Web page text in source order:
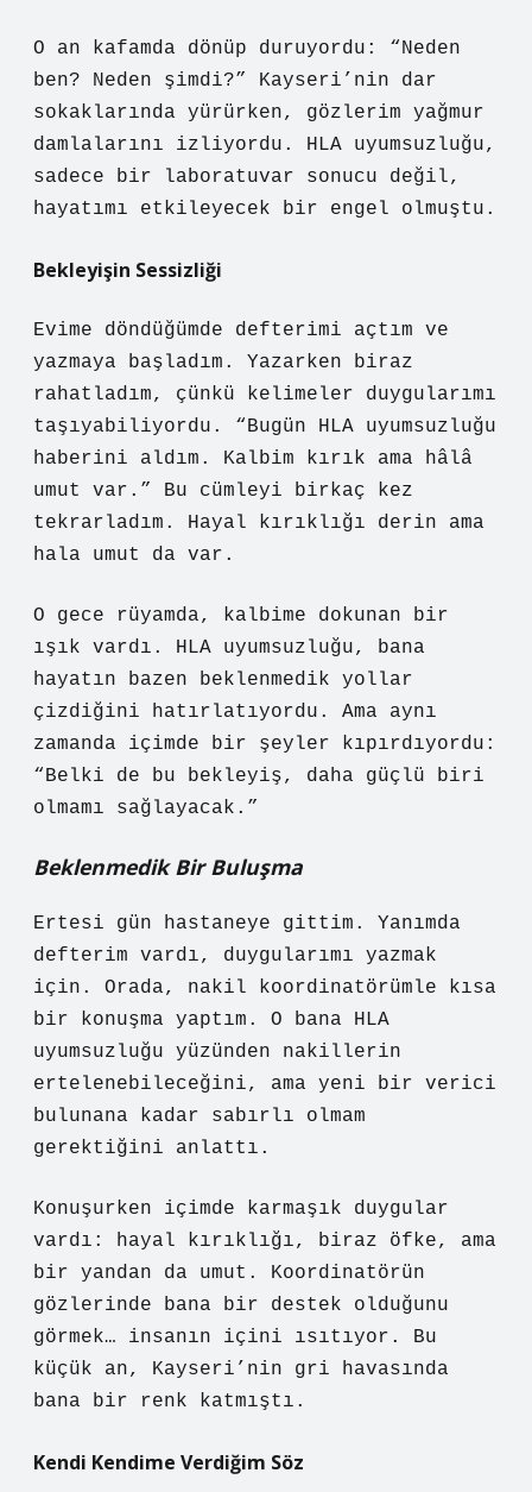
O an kafamda dönüp duruyordu: “Neden
ben? Neden şimdi?” Kayseri’nin dar
sokaklarında yürürken, gözlerim yağmur
damlalarını izliyordu. HLA uyumsuzluğu,
sadece bir laboratuvar sonucu değil,
hayatımı etkileyecek bir engel olmuştu.
Bekleyişin Sessizliği
Evime döndüğümde defterimi açtım ve
yazmaya başladım. Yazarken biraz
rahatladım, çünkü kelimeler duygularımı
taşıyabiliyordu. “Bugün HLA uyumsuzluğu
haberini aldım. Kalbim kırık ama hâlâ
umut var.” Bu cümleyi birkaç kez
tekrarladım. Hayal kırıklığı derin ama
hala umut da var.
O gece rüyamda, kalbime dokunan bir
ışık vardı. HLA uyumsuzluğu, bana
hayatın bazen beklenmedik yollar
çizdiğini hatırlatıyordu. Ama aynı
zamanda içimde bir şeyler kıpırdıyordu:
“Belki de bu bekleyiş, daha güçlü biri
olmamı sağlayacak.”
Beklenmedik Bir Buluşma
Ertesi gün hastaneye gittim. Yanımda
defterim vardı, duygularımı yazmak
için. Orada, nakil koordinatörümle kısa
bir konuşma yaptım. O bana HLA
uyumsuzluğu yüzünden nakillerin
ertelenebileceğini, ama yeni bir verici
bulunana kadar sabırlı olmam
gerektiğini anlattı.
Konuşurken içimde karmaşık duygular
vardı: hayal kırıklığı, biraz öfke, ama
bir yandan da umut. Koordinatörün
gözlerinde bana bir destek olduğunu
görmek… insanın içini ısıtıyor. Bu
küçük an, Kayseri’nin gri havasında
bana bir renk katmıştı.
Kendi Kendime Verdiğim Söz